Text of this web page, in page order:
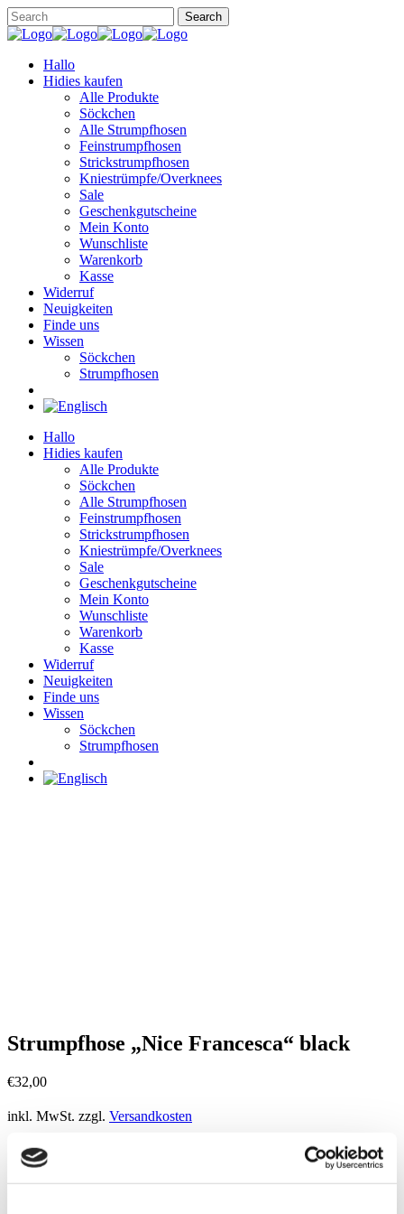
Hallo
Hidies kaufen
Alle Produkte
Söckchen
Alle Strumpfhosen
Feinstrumpfhosen
Strickstrumpfhosen
Kniestrümpfe/Overknees
Sale
Geschenkgutscheine
Mein Konto
Wunschliste
Warenkorb
Kasse
Widerruf
Neuigkeiten
Finde uns
Wissen
Söckchen
Strumpfhosen
Hallo
Hidies kaufen
Alle Produkte
Söckchen
Alle Strumpfhosen
Feinstrumpfhosen
Strickstrumpfhosen
Kniestrümpfe/Overknees
Sale
Geschenkgutscheine
Mein Konto
Wunschliste
Warenkorb
Kasse
Widerruf
Neuigkeiten
Finde uns
Wissen
Söckchen
Strumpfhosen
Strumpfhose „Nice Francesca“ black
€32,00
inkl. MwSt. zzgl. Versandkosten
Strumpfhose
Viskose